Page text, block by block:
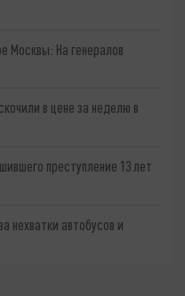
Москвы: На генералов
в цене за неделю в
преступление 13 лет
нехватки автобусов и